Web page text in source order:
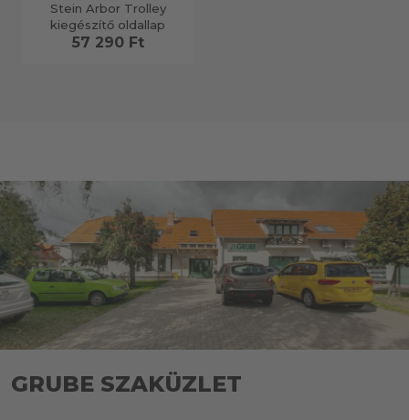
Stein Arbor Trolley
kiegészítő oldallap
57 290 Ft
GRUBE SZAKÜZLET